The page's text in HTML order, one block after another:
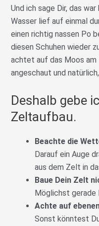
Und ich sage Dir, das
Wasser lief auf einmal
einen richtig nassen Po
diesen Schuhen wieder
achtet auf das Moos am
angeschaut und
Deshalb gebe
Zeltaufbau.
Beachte die
Darauf ein Auge
aus dem Zelt in
Baue Dein Zelt
Möglichst gerade
Achte auf
Sonst könntest